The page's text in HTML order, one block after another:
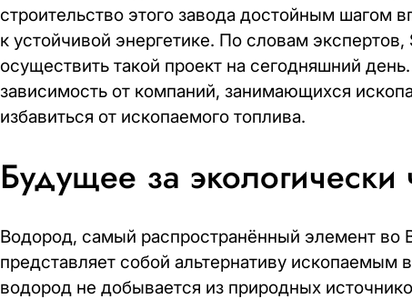
строительство этого завода достойным шагом
к устойчивой энергетике. По словам
осуществить такой проект на сегодняшний
зависимость от компаний, занимающихся
избавиться от ископаемого топлива.
Будущее за
Водород, самый распространённый элемент во
представляет собой альтернативу ископаемым
водород не добывается из природных